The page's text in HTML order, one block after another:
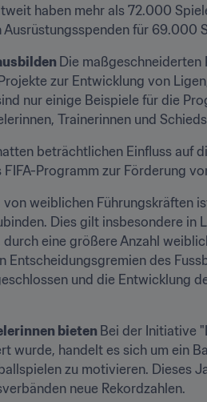
haben mehr als 72.000
für 69.000
Die
zur Entwicklung von
nur einige Beispiele für die
Trainerinnen und
beträchtlichen Einfluss auf
Programm zur Förderung
weiblichen Führungskräften
Dies gilt insbesondere
durch eine größere Anzahl
Entscheidungsgremien des
und die Entwicklung
bieten Bei der Initiative
wurde, handelt es sich um ein
zu motivieren. Dieses
neue Rekordzahlen.